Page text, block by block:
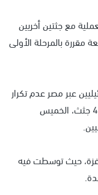
مع جثتين أخريين
في آخر دفعة مقررة بالمرحلة الأولى
عبر مصر عدم تكرار
العرض الذي أقامته حماس خلال إطلاق سراح 4 جثث، الخميس
حيث توسطت فيه